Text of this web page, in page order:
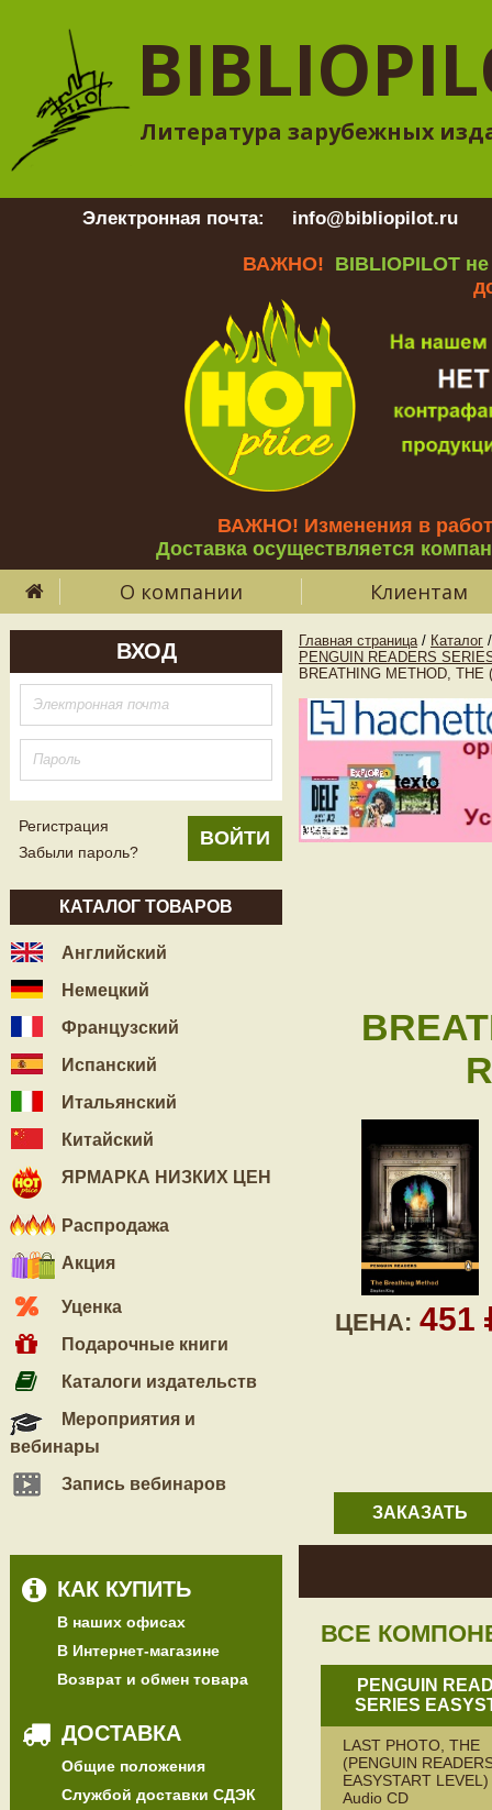
Литература зарубежных
Электронная почта: info@bibliopilot.ru
ВАЖНО! BIBLIOPILOT
ВАЖНО! Изменения в
Доставка осуществляется
О компании Клиентам
ВХОД
Регистрация
Забыли пароль?
КАТАЛОГ ТОВАРОВ
Английский
Немецкий
Французский
Испанский
Итальянский
Китайский
ЯРМАРКА НИЗКИХ ЦЕН
Распродажа
Акция
Уценка
Подарочные книги
Каталоги издательств
Мероприятия и
вебинары
Запись вебинаров
КАК КУПИТЬ
В наших офисах
В Интернет-магазине
Возврат и обмен товара
ДОСТАВКА
Общие положения
Службой доставки СДЭК
Главная страница / Каталог /
PENGUIN READERS
BREATHING METHOD,
ЦЕНА: 451
ЗАКАЗАТЬ
ВСЕ
PENGUIN
SERIES
LAST PHOTO, THE
(PENGUIN
EASYSTART
Audio CD